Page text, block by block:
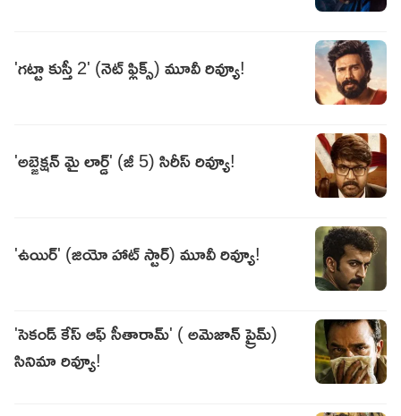
'గట్టా కుస్తీ 2' (నెట్ ఫ్లిక్స్) మూవీ రివ్యూ!
'అబ్జెక్షన్ మై లార్డ్' (జీ 5) సిరీస్ రివ్యూ!
'ఉయిర్' (జియో హాట్ స్టార్) మూవీ రివ్యూ!
'సెకండ్ కేస్ ఆఫ్ సీతారామ్' ( అమెజాన్ ప్రైమ్)
సినిమా రివ్యూ!